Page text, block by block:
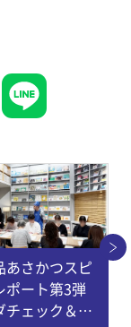
あさかつスピ
ポート第3弾
チェック＆簡